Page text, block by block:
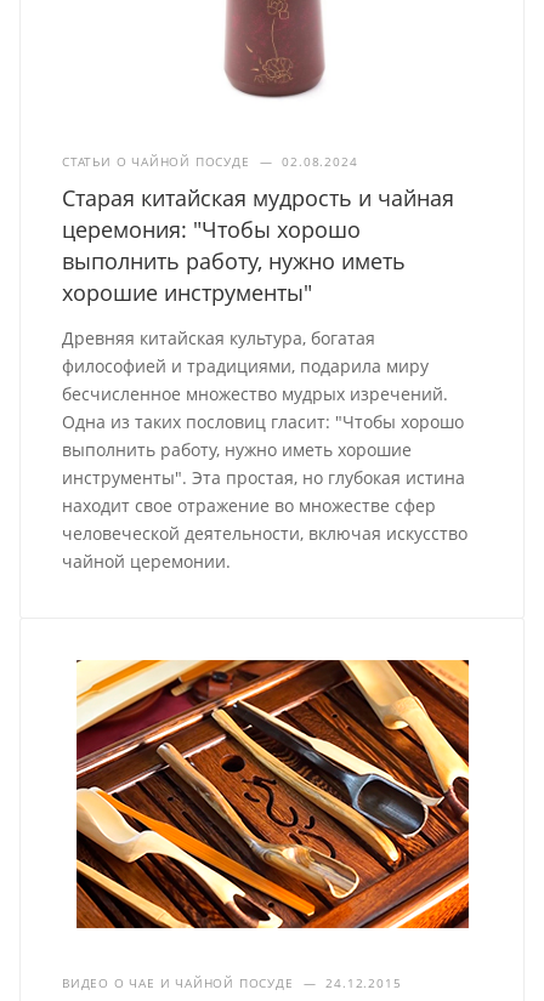
СТАТЬИ О ЧАЙНОЙ ПОСУДЕ — 02.08.2024
Старая китайская мудрость и чайная
церемония: "Чтобы хорошо
выполнить работу, нужно иметь
хорошие инструменты"
Древняя китайская культура, богатая
философией и традициями, подарила миру
бесчисленное множество мудрых изречений.
Одна из таких пословиц гласит: "Чтобы хорошо
выполнить работу, нужно иметь хорошие
инструменты". Эта простая, но глубокая истина
находит свое отражение во множестве сфер
человеческой деятельности, включая искусство
чайной церемонии.
ВИДЕО О ЧАЕ И ЧАЙНОЙ ПОСУДЕ — 24.12.2015